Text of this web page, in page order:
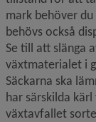
mark behöver
behövs också
Se till att slänga
växtmaterialet i
Säckarna ska
har särskilda
växtavfallet